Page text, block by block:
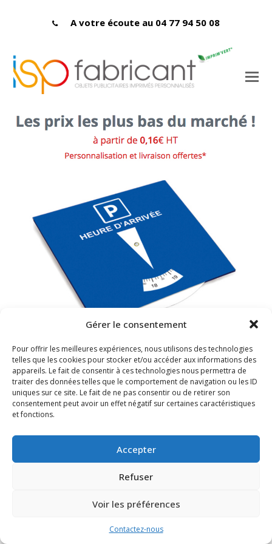
Gérer le consentement
Pour offrir les meilleures expériences, nous utilisons des technologies
telles que les cookies pour stocker et/ou accéder aux informations des
appareils. Le fait de consentir à ces technologies nous permettra de
traiter des données telles que le comportement de navigation ou les ID
uniques sur ce site. Le fait de ne pas consentir ou de retirer son
consentement peut avoir un effet négatif sur certaines caractéristiques
et fonctions.
Accepter
Refuser
Voir les préférences
Contactez-nous
A votre écoute au 04 77 94 50 08
FAQ Mentions légales